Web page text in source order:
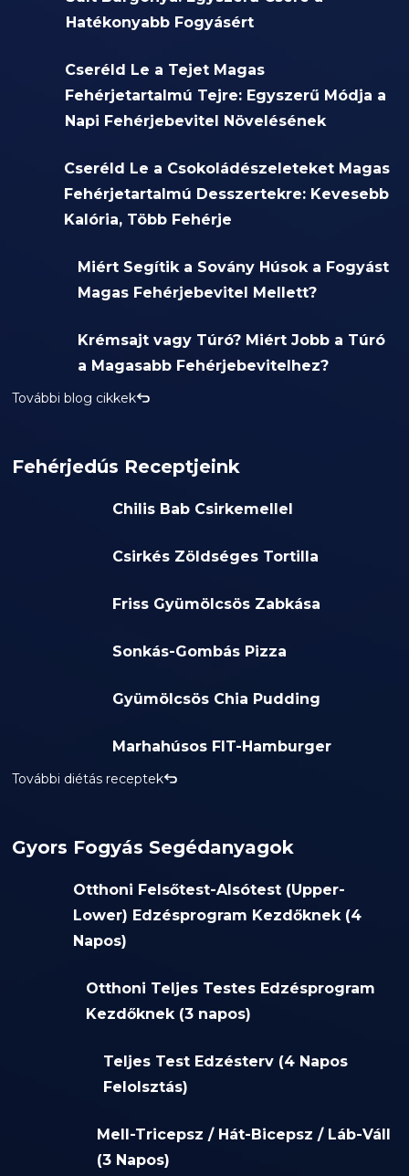
Hatékonyabb Fogyásért
Cseréld Le a Tejet Magas
Fehérjetartalmú Tejre: Egyszerű Módja a
Napi Fehérjebevitel Növelésének
Cseréld Le a Csokoládészeleteket Magas
Fehérjetartalmú Desszertekre: Kevesebb
Kalória, Több Fehérje
Miért Segítik a Sovány Húsok a Fogyást
Magas Fehérjebevitel Mellett?
Krémsajt vagy Túró? Miért Jobb a Túró
a Magasabb Fehérjebevitelhez?
További blog cikkek
Fehérjedús Receptjeink
Chilis Bab Csirkemellel
Csirkés Zöldséges Tortilla
Friss Gyümölcsös Zabkása
Sonkás-Gombás Pizza
Gyümölcsös Chia Pudding
Marhahúsos FIT-Hamburger
További diétás receptek
Gyors Fogyás Segédanyagok
Otthoni Felsőtest-Alsótest (Upper-
Lower) Edzésprogram Kezdőknek (4
Napos)
Otthoni Teljes Testes Edzésprogram
Kezdőknek (3 napos)
Teljes Test Edzésterv (4 Napos
Felolsztás)
Mell-Tricepsz / Hát-Bicepsz / Láb-Váll
(3 Napos)